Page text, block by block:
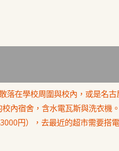
落在學校周圍與校內，或是名
內宿舍，含水電瓦斯與洗衣機
円），去最近的超市需要搭